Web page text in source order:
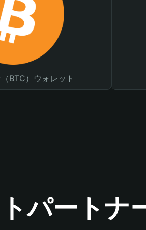
BTC）ウォレット
パートナ